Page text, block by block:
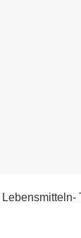
Lebensmitteln-